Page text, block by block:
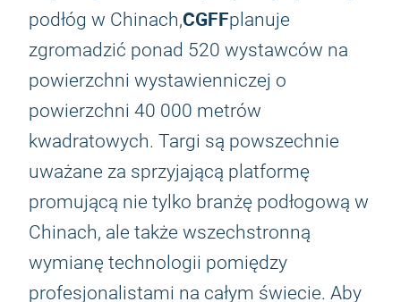
podłóg w Chinach,CGFFplanuje
zgromadzić ponad 520 wystawców na
powierzchni wystawienniczej o
powierzchni 40 000 metrów
kwadratowych. Targi są powszechnie
uważane za sprzyjającą platformę
promującą nie tylko branżę podłogową w
Chinach, ale także wszechstronną
wymianę technologii pomiędzy
profesjonalistami na całym świecie. Aby